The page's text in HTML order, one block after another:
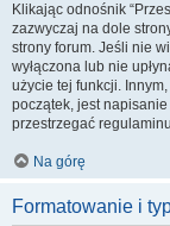
Klikając odnośnik
zazwyczaj na dole
strony forum. Jeśli nie
wyłączona lub nie
użycie tej funkcji.
początek, jest
przestrzegać
Na górę
Formatowanie i